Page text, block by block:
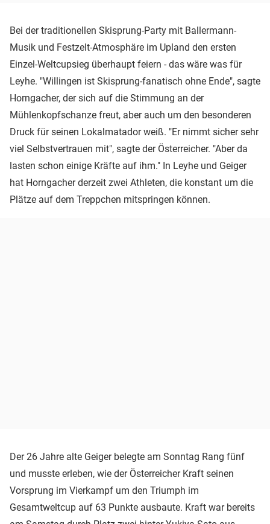
Bei der traditionellen Skisprung-Party mit Ballermann-
Musik und Festzelt-Atmosphäre im Upland den ersten
Einzel-Weltcupsieg überhaupt feiern - das wäre was für
Leyhe. "Willingen ist Skisprung-fanatisch ohne Ende", sagte
Horngacher, der sich auf die Stimmung an der
Mühlenkopfschanze freut, aber auch um den besonderen
Druck für seinen Lokalmatador weiß. "Er nimmt sicher sehr
viel Selbstvertrauen mit", sagte der Österreicher. "Aber da
lasten schon einige Kräfte auf ihm." In Leyhe und Geiger
hat Horngacher derzeit zwei Athleten, die konstant um die
Plätze auf dem Treppchen mitspringen können.
Der 26 Jahre alte Geiger belegte am Sonntag Rang fünf
und musste erleben, wie der Österreicher Kraft seinen
Vorsprung im Vierkampf um den Triumph im
Gesamtweltcup auf 63 Punkte ausbaute. Kraft war bereits